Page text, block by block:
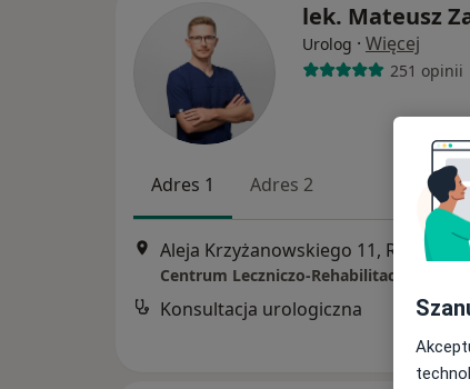
lek. Mateusz
Urolog · Więcej
251 opinii
Adres 1 Adres 2
Aleja Krzyżanowskiego 11, Rzeszów •
Centrum Leczniczo-Rehabilitacyjne
Konsultacja urologiczna